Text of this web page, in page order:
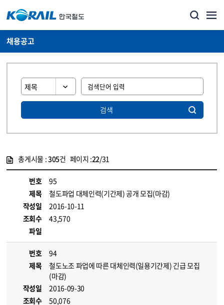
채용공고
검색
총게시물 :305건 페이지 :22/31
번호
95
제목
철도파업 대체인력(기간제) 공개 모집(마감)
작성일
2016-10-11
조회수
43,570
파일
번호
94
제목
철도노조 파업에 따른 대체인력(일용기간제) 긴급 모집
(마감)
작성일
2016-09-30
조회수
50,076